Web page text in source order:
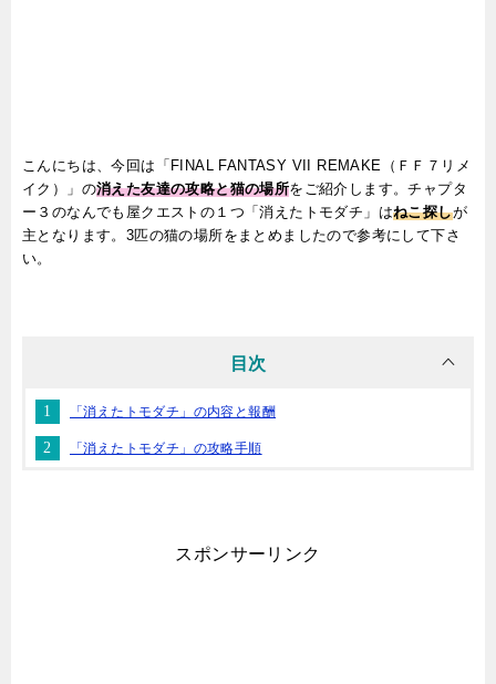
こんにちは、今回は「FINAL FANTASY VII REMAKE（ＦＦ７リメ
イク）」の消えた友達の攻略と猫の場所をご紹介します。チャプタ
ー３のなんでも屋クエストの１つ「消えたトモダチ」はねこ探しが
主となります。3匹の猫の場所をまとめましたので参考にして下さ
い。
目次
「消えたトモダチ」の内容と報酬
「消えたトモダチ」の攻略手順
スポンサーリンク